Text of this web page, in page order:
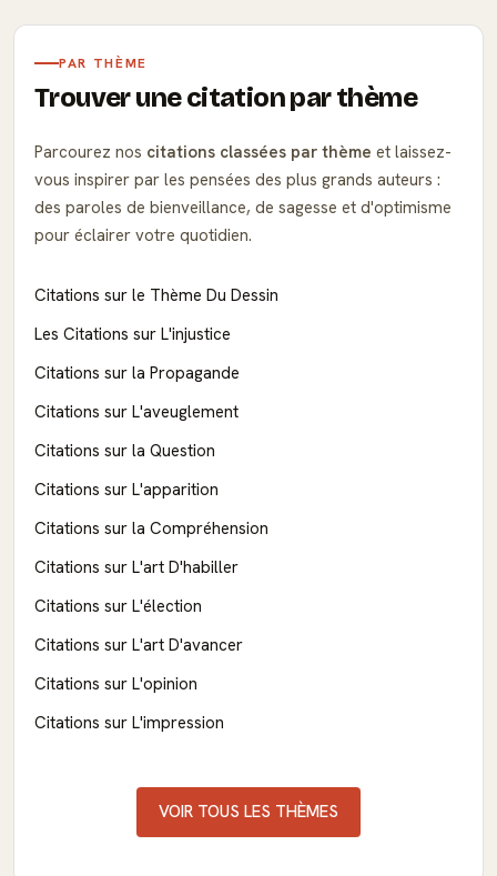
PAR THÈME
Trouver une citation par thème
Parcourez nos citations classées par thème et laissez-
vous inspirer par les pensées des plus grands auteurs :
des paroles de bienveillance, de sagesse et d'optimisme
pour éclairer votre quotidien.
Citations sur le Thème Du Dessin
Les Citations sur L'injustice
Citations sur la Propagande
Citations sur L'aveuglement
Citations sur la Question
Citations sur L'apparition
Citations sur la Compréhension
Citations sur L'art D'habiller
Citations sur L'élection
Citations sur L'art D'avancer
Citations sur L'opinion
Citations sur L'impression
VOIR TOUS LES THÈMES